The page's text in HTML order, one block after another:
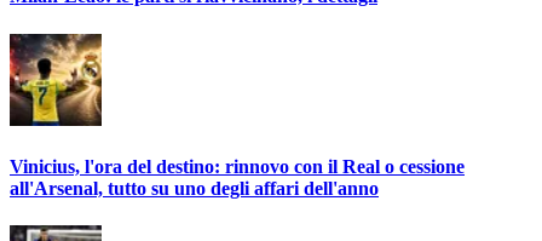
Vinicius, l'ora del destino: rinnovo con il Real o cessione
all'Arsenal, tutto su uno degli affari dell'anno